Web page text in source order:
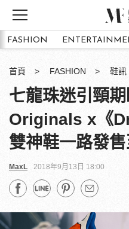
FASHION
首頁 FASHION 鞋訊
七龍珠迷引頸
Originals x《
雙神鞋一路發售
MaxL 2018年9月13日 18:00